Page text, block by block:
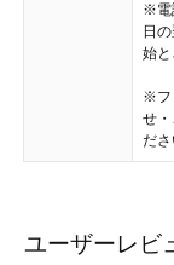
※電
日
始と
※フ
せ
ださ
ユーザーレビ